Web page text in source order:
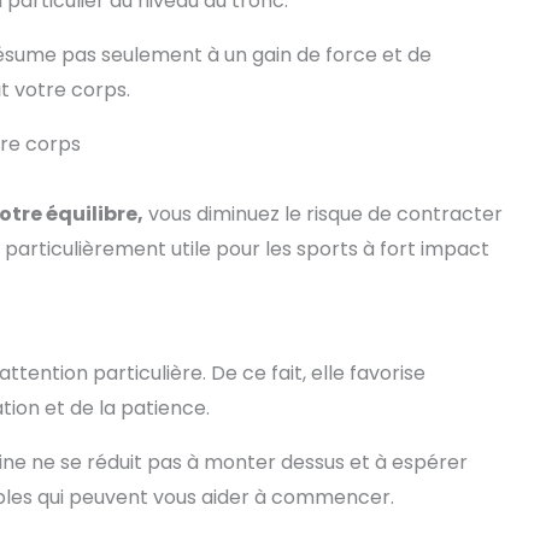
salles de sport
à l'extérieur,
pouvez
au bureau et
pour le
soutenir le mouvement
Entraînement
tapis de planche est
plats, ainsi que pour la
physiothérapie et le
améliorent la force de
tout le corps, la posture
et les douleurs dorsales,
pas seulement à un gain de force et de
votre corps.
corps
équilibre, vous diminuez le risque de contracter
utile pour les sports à fort impact
particulière. De ce fait, elle favorise
et de la patience.
ne se réduit pas à monter dessus et à espérer
qui peuvent vous aider à commencer.